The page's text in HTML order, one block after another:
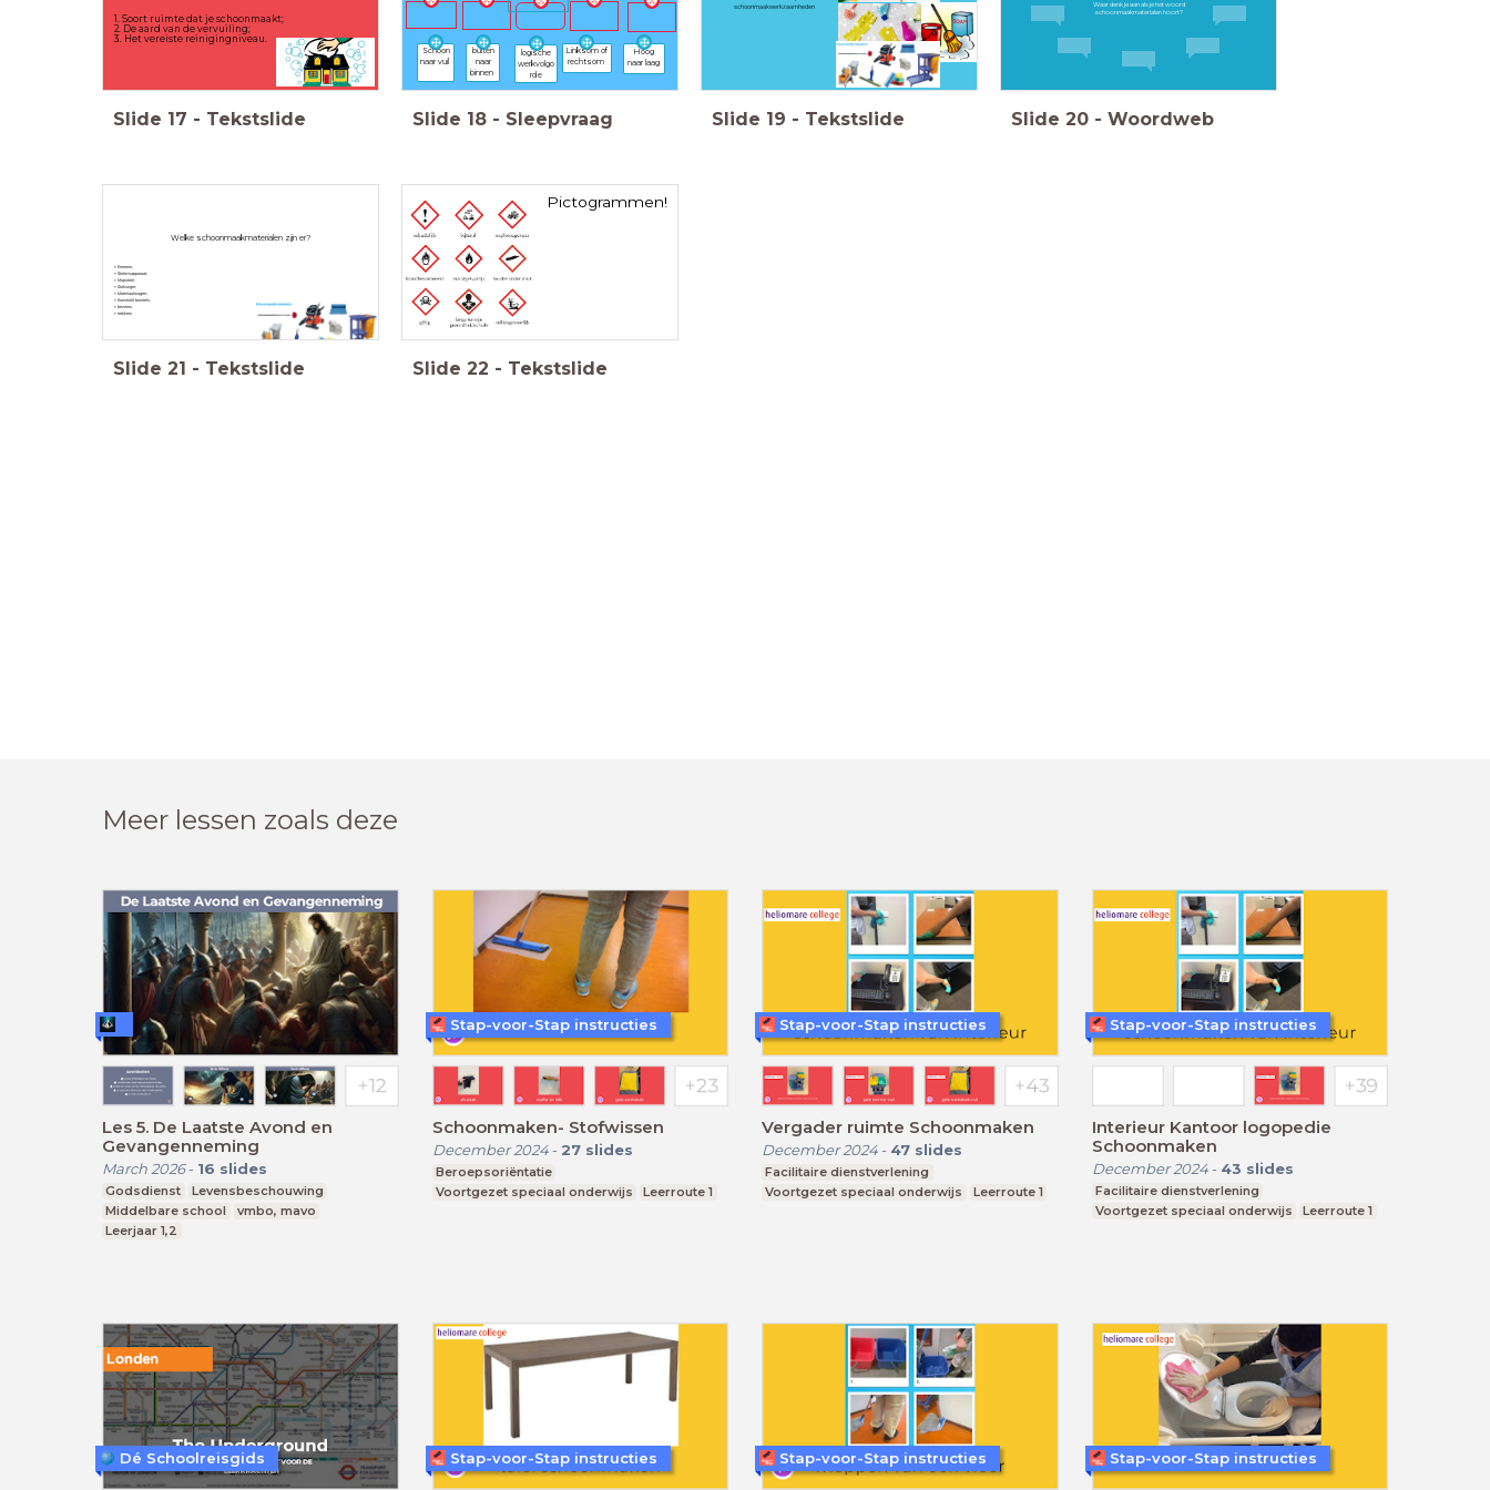
1. Soort ruimte dat je schoonmaakt;
2. De aard van de vervuiling;
3. Het vereiste reinigingniveau.
Slide 17 - Tekstslide
Hoog
naar laag
Linksom of
rechtsom
logische
werkvolgo
rde
buiten
naar
binnen
Schoon
naar vuil
Slide 18 - Sleepvraag
schoonmaakwerkzaamheden
Slide 19 - Tekstslide
Waar denk je aan als je het woord
schoonmaakmaterialen hoort?
Slide 20 - Woordweb
Welke schoonmaakmaterialen zijn er?
• Emmers;
• Stofwisapparaat;
• Mopsteel;
• Stofzuiger;
• Materiaalwagen;
• Kunststof borstels.
• bezems
• trekkers
Slide 21 - Tekstslide
Pictogrammen!
Slide 22 - Tekstslide
Meer lessen zoals deze
Les 5. De Laatste Avond en
Gevangenneming
March 2026- 16 slides
Godsdienst
Levensbeschouwing
Middelbare school
vmbo, mavo
Leerjaar 1,2
Schoonmaken- Stofwissen
December 2024- 27 slides
Beroepsoriëntatie
Voortgezet speciaal onderwijs
Leerroute 1
Stap-voor-Stap instructies
Vergader ruimte Schoonmaken
December 2024- 47 slides
Facilitaire dienstverlening
Voortgezet speciaal onderwijs
Leerroute 1
Stap-voor-Stap instructies
Interieur Kantoor logopedie
Schoonmaken
December 2024- 43 slides
Facilitaire dienstverlening
Voortgezet speciaal onderwijs
Leerroute 1
Stap-voor-Stap instructies
Dé Schoolreisgids Stap-voor-Stap instructies Stap-voor-Stap instructies Stap-voor-Stap instructies